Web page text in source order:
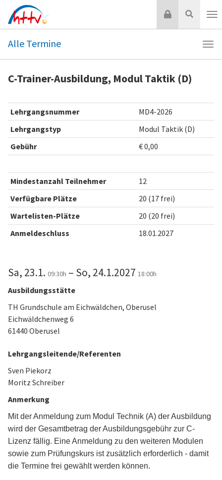
Inhalt
springen
Suche
Login
Alle
Alle Termine
C-Trainer-Ausbildung, Modul Taktik (D)
Lehrgangsnummer
MD4-2026
Lehrgangstyp
Modul Taktik (D)
Gebühr
€ 0,00
Mindestanzahl Teilnehmer
12
Verfügbare Plätze
20 (17 frei)
Wartelisten-Plätze
20 (20 frei)
Anmeldeschluss
18.01.2027
Sa, 23.1. 09:30h – So, 24.1.2027 18:00h
Ausbildungsstätte
TH Grundschule am Eichwäldchen, Oberusel
Eichwäldchenweg 6
61440 Oberusel
Lehrgangsleitende/Referenten
Sven Piekorz
Moritz Schreiber
Anmerkung
Mit der Anmeldung zum Modul Technik (A) der Ausbildung
wird der Gesamtbetrag der Ausbildungsgebühr zur C-
Lizenz fällig. Eine Anmeldung zu den weiteren Modulen
sowie zum Prüfungskurs ist zusätzlich erforderlich - damit
die Termine frei gewählt werden können.